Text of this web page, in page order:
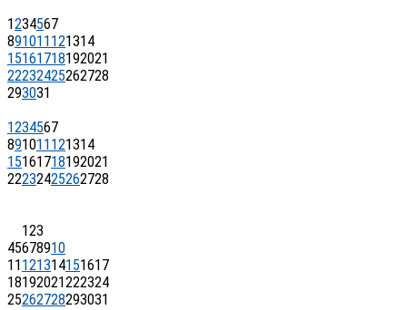
1234567
891011 121314
15161718192021
22232425262728
293031
1234567
891011 121314
15161718192021
22232425262728
123
45678910
11 121314151617
18192021222324
25262728293031